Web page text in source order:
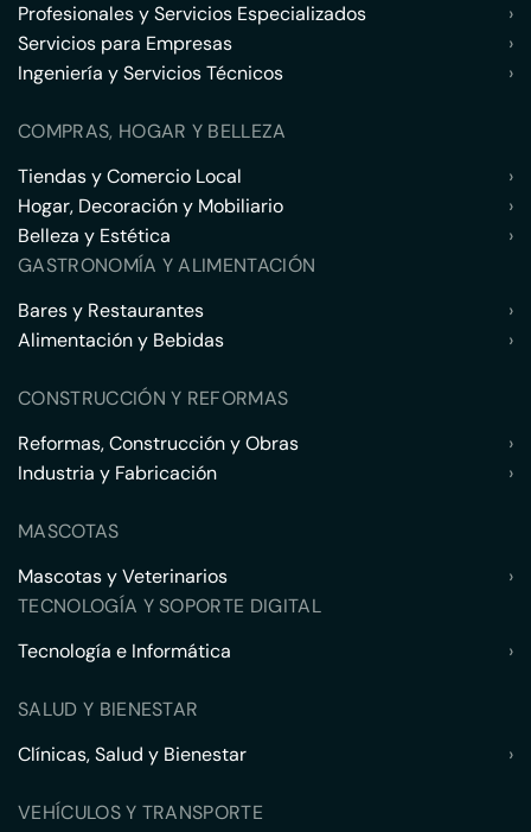
Profesionales y Servicios Especializados
›
Servicios para Empresas
›
Ingeniería y Servicios Técnicos
›
COMPRAS, HOGAR Y BELLEZA
Tiendas y Comercio Local
›
Hogar, Decoración y Mobiliario
›
Belleza y Estética
›
GASTRONOMÍA Y ALIMENTACIÓN
Bares y Restaurantes
›
Alimentación y Bebidas
›
CONSTRUCCIÓN Y REFORMAS
Reformas, Construcción y Obras
›
Industria y Fabricación
›
MASCOTAS
Mascotas y Veterinarios
›
TECNOLOGÍA Y SOPORTE DIGITAL
Tecnología e Informática
›
SALUD Y BIENESTAR
Clínicas, Salud y Bienestar
›
VEHÍCULOS Y TRANSPORTE